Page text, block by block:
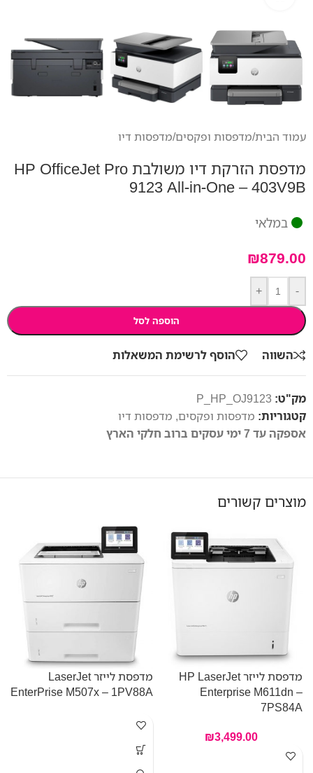
עמוד הבית/מדפסות ופקסים/מדפסות דיו
מדפסת הזרקת דיו משולבת HP OfficeJet Pro
9123 All-in-One – 403V9B
במלאי
₪879.00
-
+
הוספה לסל
השווה הוסף לרשימת המשאלות
מק"ט: P_HP_OJ9123
קטגוריות: מדפסות ופקסים, מדפסות דיו
אספקה עד 7 ימי עסקים ברוב חלקי הארץ
מוצרים קשורים
מדפסת לייזר HP LaserJet
Enterprise M611dn –
7PS84A
₪3,499.00
מדפסת לייזר LaserJet
EnterPrise M507x – 1PV88A